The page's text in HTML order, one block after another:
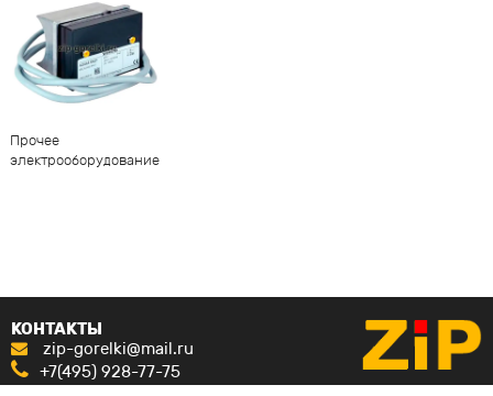
Прочее
электрооборудование
КОНТАКТЫ
zip-gorelki@mail.ru
+7(495) 928-77-75